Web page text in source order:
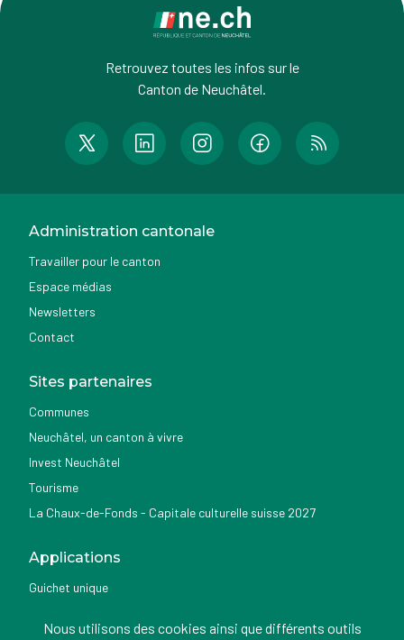
Retrouvez toutes les infos sur le
Canton de Neuchâtel.
Administration cantonale
Travailler pour le canton
Espace médias
Newsletters
Contact
Sites partenaires
Communes
Neuchâtel, un canton à vivre
Invest Neuchâtel
Tourisme
La Chaux-de-Fonds - Capitale culturelle suisse 2027
Applications
Guichet unique
Nous utilisons des cookies ainsi que différents outils